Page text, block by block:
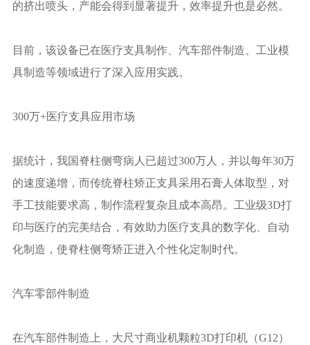
的挤出喷头，产能会得到显著提升，效率提升也是必然。
目前，该设备已在医疗支具制作、汽车部件制造、工业模
具制造等领域进行了深入应用实践。
300万+医疗支具应用市场
据统计，我国脊柱侧弯病人已超过300万人，并以每年30万
的速度递增，而传统脊柱矫正支具采用石膏人体取型，对
手工技能要求高，制作流程复杂且成本高昂。工业级3D打
印与医疗的完美结合，有效助力医疗支具的数字化、自动
化制造，使脊柱侧弯矫正进入个性化定制时代。
汽车零部件制造
在汽车部件制造上，大尺寸商业机颗粒3D打印机（G12）